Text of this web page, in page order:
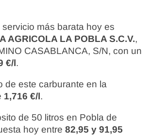
más barata hoy es
AGRICOLA LA POBLA S.C.V.,
CASABLANCA, S/N, con un
€/l.
de este carburante en la
1,716 €/l.
de 50 litros en Pobla de
hoy entre 82,95 y 91,95